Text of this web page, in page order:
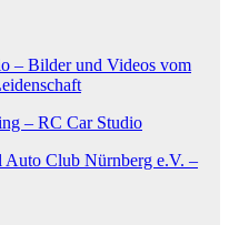
– Bilder und Videos vom
– RC Car Studio
Club Nürnberg e.V. –